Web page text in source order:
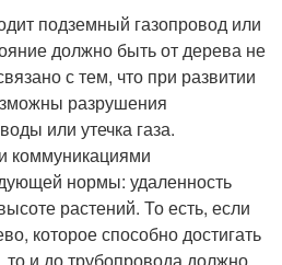
подземный газопровод или
должно быть от дерева не
с тем, что при развитии
разрушения
или утечка газа.
коммуникациями
нормы: удаленность
растений. То есть, если
которое способно достигать
то и до трубопровода должно